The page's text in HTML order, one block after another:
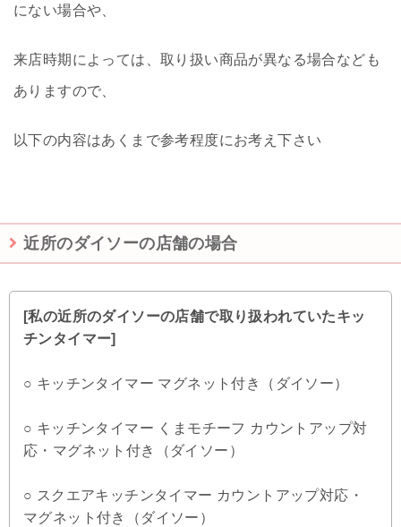
にない場合や、
来店時期によっては、取り扱い商品が異なる場合なども
ありますので、
以下の内容はあくまで参考程度にお考え下さい
近所のダイソーの店舗の場合
[私の近所のダイソーの店舗で取り扱われていたキッ
チンタイマー]
○ キッチンタイマー マグネット付き（ダイソー）
○ キッチンタイマー くまモチーフ カウントアップ対
応・マグネット付き（ダイソー）
○ スクエアキッチンタイマー カウントアップ対応・
マグネット付き（ダイソー）